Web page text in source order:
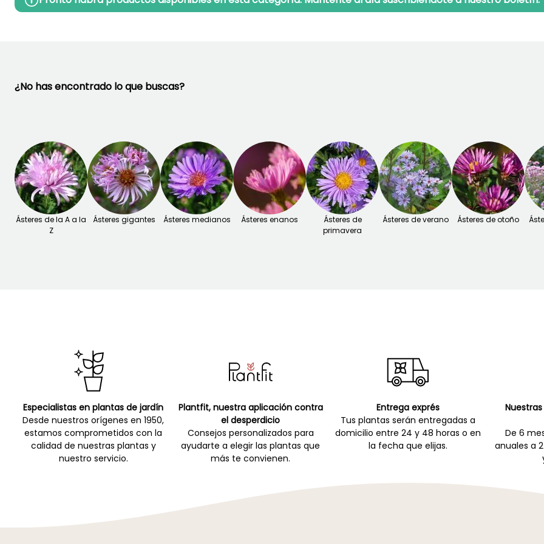
¿No has encontrado lo que buscas?
Ásteres de la A a la
Z
Ásteres gigantes Ásteres medianos Ásteres enanos
Ásteres de
primavera
Ásteres de verano Ásteres de otoño
Especialistas en plantas de jardín
Desde nuestros orígenes en 1950,
estamos comprometidos con la
calidad de nuestras plantas y
nuestro servicio.
Plantfit, nuestra aplicación contra
el desperdicio
Consejos personalizados para
ayudarte a elegir las plantas que
más te convienen.
Entrega exprés
Tus plantas serán entregadas a
domicilio entre 24 y 48 horas o en
la fecha que elijas.
De 6
anuales a